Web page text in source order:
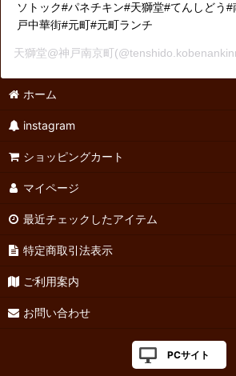
ソトック#パネチキン#天獅堂#てんしどう
戸中華街#元町#元町ランチ
天獅堂@神戸南京町
ホーム
instagram
ショッピングカート
マイページ
最近チェックしたアイテム
特定商取引法表示
ご利用案内
お問い合わせ
PCサイト